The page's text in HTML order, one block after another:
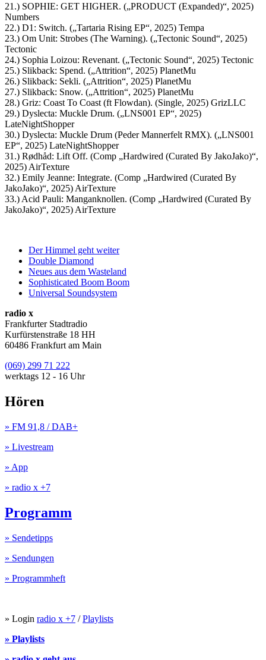
21.) SOPHIE: GET HIGHER. („PRODUCT (Expanded)“, 2025)
Numbers
22.) D1: Switch. („Tartaria Rising EP“, 2025) Tempa
23.) Om Unit: Strobes (The Warning). („Tectonic Sound“, 2025)
Tectonic
24.) Sophia Loizou: Revenant. („Tectonic Sound“, 2025) Tectonic
25.) Slikback: Spend. („Attrition“, 2025) PlanetMu
26.) Slikback: Sekli. („Attrition“, 2025) PlanetMu
27.) Slikback: Snow. („Attrition“, 2025) PlanetMu
28.) Griz: Coast To Coast (ft Flowdan). (Single, 2025) GrizLLC
29.) Dyslecta: Muckle Drum. („LNS001 EP“, 2025)
LateNightShopper
30.) Dyslecta: Muckle Drum (Peder Mannerfelt RMX). („LNS001
EP“, 2025) LateNightShopper
31.) Rødhåd: Lift Off. (Comp „Hardwired (Curated By JakoJako)“,
2025) AirTexture
32.) Emily Jeanne: Integrate. (Comp „Hardwired (Curated By
JakoJako)“, 2025) AirTexture
33.) Acid Pauli: Manganknollen. (Comp „Hardwired (Curated By
JakoJako)“, 2025) AirTexture
Der Himmel geht weiter
Double Diamond
Neues aus dem Wasteland
Sophisticated Boom Boom
Universal Soundsystem
radio x
Frankfurter Stadtradio
Kurfürstenstraße 18 HH
60486 Frankfurt am Main
(069) 299 71 222
werktags 12 - 16 Uhr
Hören
» FM 91,8 / DAB+
» Livestream
» App
» radio x +7
Programm
» Sendetipps
» Sendungen
» Programmheft
» Login radio x +7 /Playlists
» Playlists